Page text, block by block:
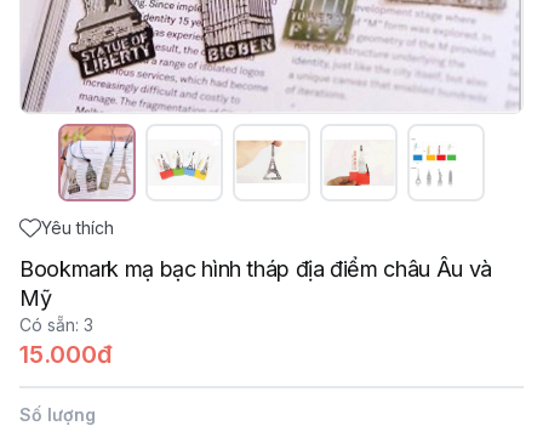
Yêu thích
Bookmark mạ bạc hình tháp địa điểm châu Âu và
Mỹ
Có sẵn: 3
15.000đ
Số lượng